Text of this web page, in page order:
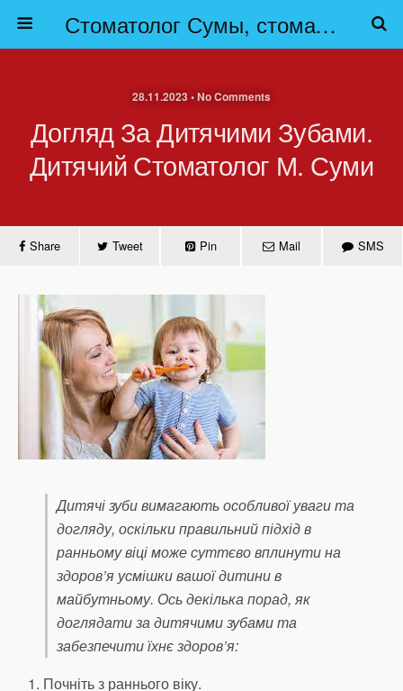
Стоматолог Сумы, стоматологические клиники Сумы, детская стоматология в Сумах. | Частная стоматология Сумы
28.11.2023 • No Comments
Догляд За Дитячими Зубами.
Дитячий Стоматолог М. Суми
Share Tweet Pin Mail SMS
Дитячі зуби вимагають особливої уваги та
догляду, оскільки правильний підхід в
ранньому віці може суттєво вплинути на
здоров’я усмішки вашої дитини в
майбутньому. Ось декілька порад, як
доглядати за дитячими зубами та
забезпечити їхнє здоров’я:
Почніть з раннього віку.